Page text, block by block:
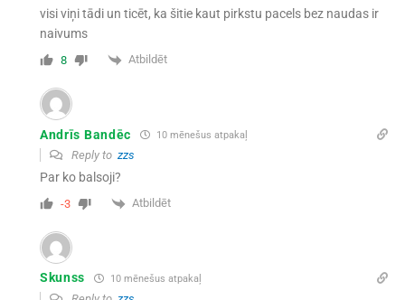
visi viņi tādi un ticēt, ka šitie kaut pirkstu pacels bez naudas ir
naivums
8 Atbildēt
Andrīs Bandēc 10 mēnešus atpakaļ
Reply to zzs
Par ko balsoji?
-3 Atbildēt
Skunss 10 mēnešus atpakaļ